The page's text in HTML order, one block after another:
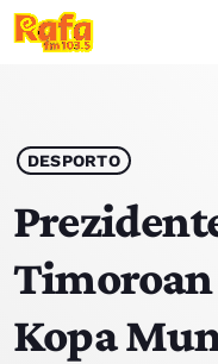
play_arrow OUVIR RAFA
HOME
NOTISIA
DESPORTO
Kopa